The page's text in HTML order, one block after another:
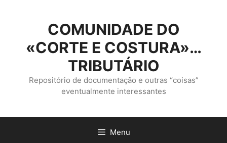
conteúdo
COMUNIDADE DO
«CORTE E COSTURA»…
TRIBUTÁRIO
Repositório de documentação e outras “coisas”
eventualmente interessantes
Menu